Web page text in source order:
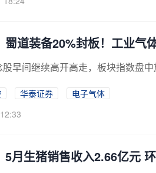
蜀道装备20%封板！工业气
早间继续高开高走，板块指数盘
华泰证券
电子气体
5月生猪销售收入2.66亿元